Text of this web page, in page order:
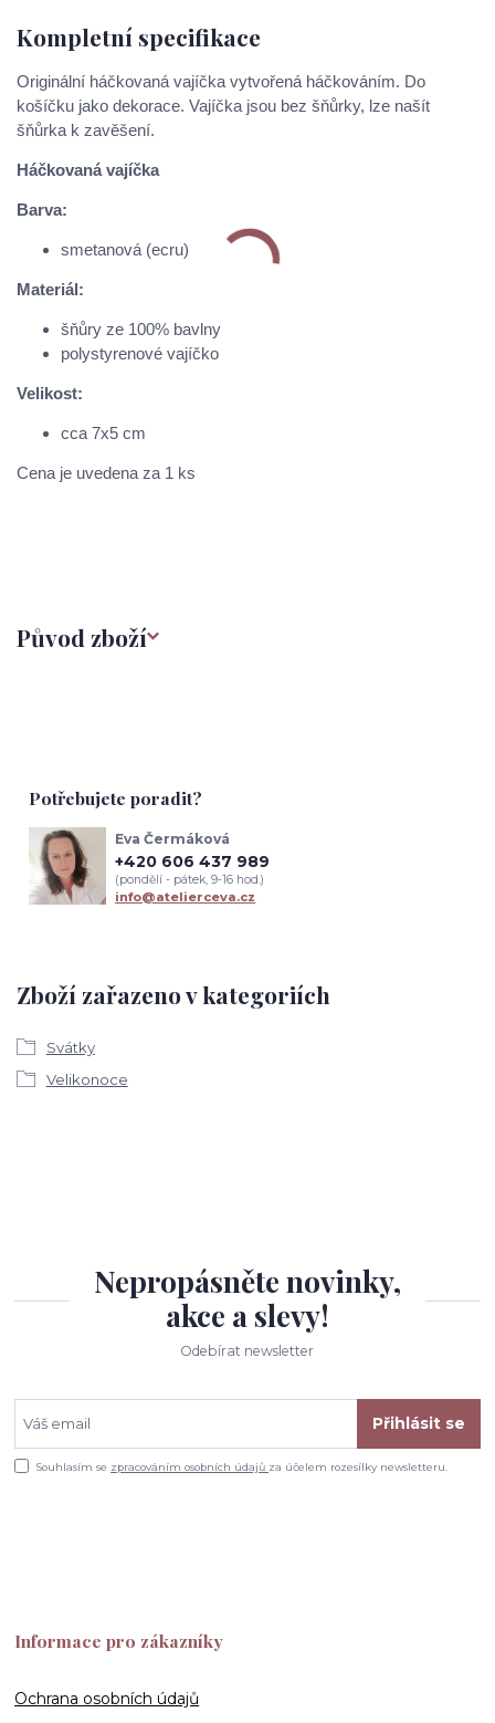
Kompletní specifikace
Originální háčkovaná vajíčka vytvořená háčkováním. Do
košíčku jako dekorace. Vajíčka jsou bez šňůrky, lze našít
šňůrka k zavěšení.
Háčkovaná vajíčka
Barva:
smetanová (ecru)
Materiál:
šňůry ze 100% bavlny
polystyrenové vajíčko
Velikost:
cca 7x5 cm
Cena je uvedena za 1 ks
Původ zboží
Zboží zařazeno v kategoriích
Svátky
Velikonoce
Potřebujete poradit?
Eva Čermáková
+420 606 437 989
(pondělí - pátek, 9-16 hod.)
info@atelierceva.cz
Nepropásněte novinky,
akce a slevy!
Odebírat newsletter
Přihlásit se
Souhlasím se zpracováním osobních údajů za účelem rozesílky newsletteru.
Informace pro zákazníky
Ochrana osobních údajů